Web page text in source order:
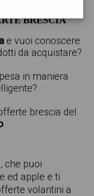
BRESCIA
e vuoi conoscere
da acquistare?
in maniera
brescia del
che puoi
ed apple e ti
volantini a